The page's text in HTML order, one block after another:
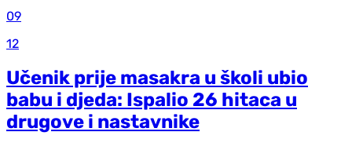
09
12
Učenik prije masakra u školi ubio
babu i djeda: Ispalio 26 hitaca u
drugove i nastavnike